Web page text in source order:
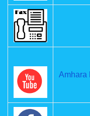
Amhara